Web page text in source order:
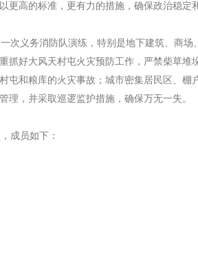
高的标准，更有力的措施，确保政治稳定
义务消防队演练，特别是地下建筑、商场
好大风天村屯火灾预防工作，严禁柴草堆
屯和粮库的火灾事故；城市密集居民区、
，并采取巡逻监护措施，确保万无一失。
成员如下：